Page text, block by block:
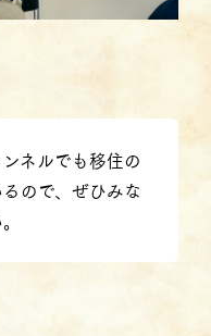
ネルでも移住の
ので、ぜひみな